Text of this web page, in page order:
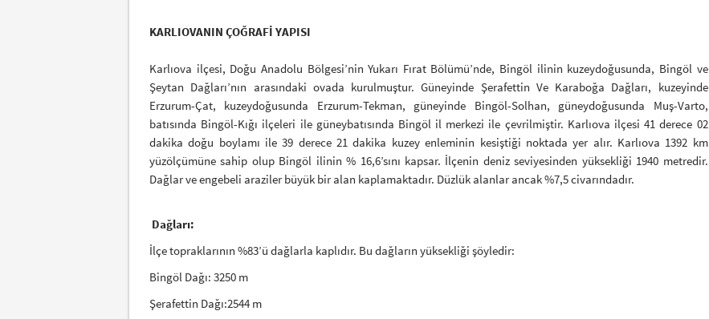
KARLIOVANIN ÇOĞRAFİ YAPISI
Karlıova ilçesi, Doğu Anadolu Bölgesi’nin Yukarı Fırat Bölümü’nde, Bingöl ilinin kuzeydoğusunda, Bingöl ve
Şeytan Dağları’nın arasındaki ovada kurulmuştur. Güneyinde Şerafettin Ve Karaboğa Dağları, kuzeyinde
Erzurum-Çat, kuzeydoğusunda Erzurum-Tekman, güneyinde Bingöl-Solhan, güneydoğusunda Muş-Varto,
batısında Bingöl-Kığı ilçeleri ile güneybatısında Bingöl il merkezi ile çevrilmiştir. Karlıova ilçesi 41 derece 02
dakika doğu boylamı ile 39 derece 21 dakika kuzey enleminin kesiştiği noktada yer alır. Karlıova 1392 km
yüzölçümüne sahip olup Bingöl ilinin % 16,6’sını kapsar. İlçenin deniz seviyesinden yüksekliği 1940 metredir.
Dağlar ve engebeli araziler büyük bir alan kaplamaktadır. Düzlük alanlar ancak %7,5 civarındadır.
Dağları:
İlçe topraklarının %83’ü dağlarla kaplıdır. Bu dağların yüksekliği şöyledir:
Bingöl Dağı: 3250 m
Şerafettin Dağı:2544 m